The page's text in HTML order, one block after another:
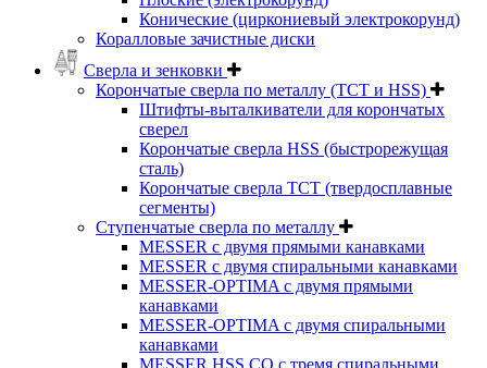
Конические (циркониевый электрокорунд)
Коралловые зачистные диски
Сверла и зенковки
Корончатые сверла по металлу (TCT и HSS)
Штифты-выталкиватели для корончатых
сверел
Корончатые сверла HSS (быстрорежущая
сталь)
Корончатые сверла TCT (твердосплавные
сегменты)
Ступенчатые сверла по металлу
MESSER с двумя прямыми канавками
MESSER с двумя спиральными канавками
MESSER-OPTIMA с двумя прямыми
канавками
MESSER-OPTIMA с двумя спиральными
канавками
MESSER HSS CО с тремя спиральными